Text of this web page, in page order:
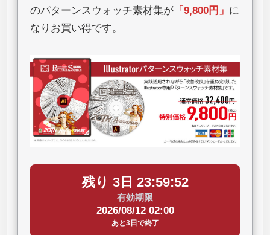
のパターンスウォッチ素材集が 「 9,800円 」 に
なりお買い得です。
残り 3日 23:59:51
有効期限
2026/08/12 02:00
あと3日で終了